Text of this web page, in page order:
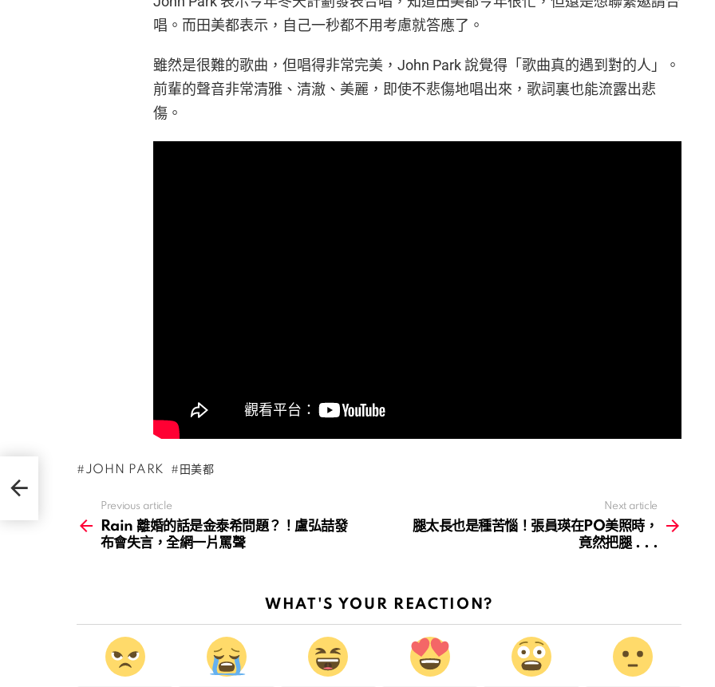
唱。而田美都表示，自己一秒都不用考慮就答應了。
雖然是很難的歌曲，但唱得非常完美，John Park 說覺得「歌曲真的遇到對的人」。
前輩的聲音非常清雅、清澈、美麗，即使不悲傷地唱出來，歌詞裏也能流露出悲
傷。
JOHN PARK 田美都
more
Previous article
Rain 離婚的話是金泰希問題？！盧弘喆發
布會失言，全網一片罵聲
Next article
腿太長也是種苦惱！張員瑛在PO美照時，
竟然把腿 . . .
WHAT'S YOUR REACTION?
布